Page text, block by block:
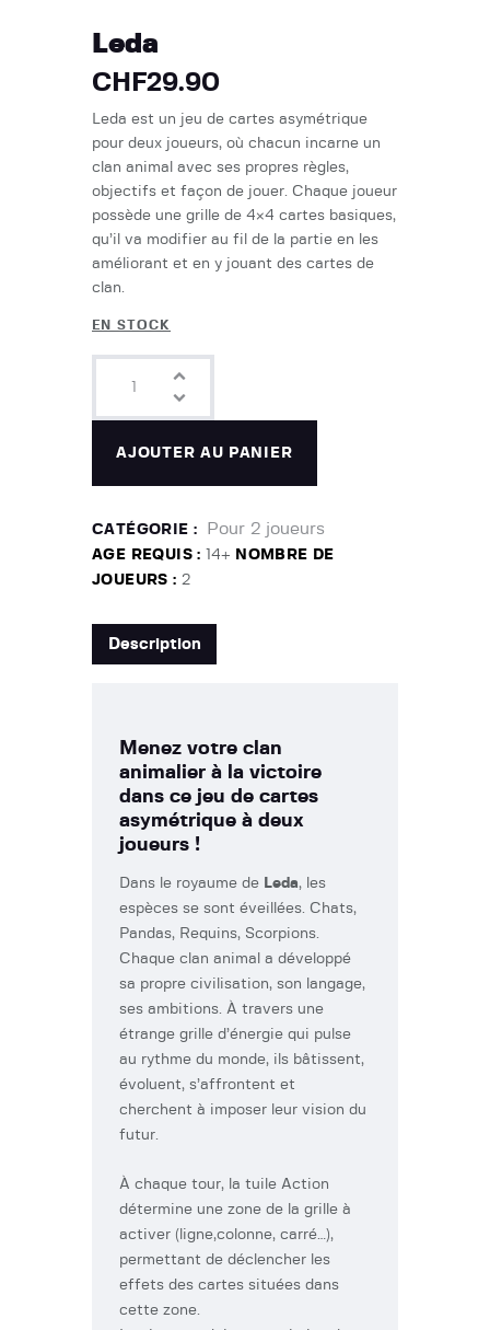
Leda
CHF29.90
Leda est un jeu de cartes asymétrique
pour deux joueurs, où chacun incarne un
clan animal avec ses propres règles,
objectifs et façon de jouer. Chaque joueur
possède une grille de 4×4 cartes basiques,
qu’il va modifier au fil de la partie en les
améliorant et en y jouant des cartes de
clan.
EN STOCK
AJOUTER AU PANIER
CATÉGORIE : Pour 2 joueurs
AGE REQUIS : 14+ NOMBRE DE
JOUEURS :2
Description
Menez votre clan
animalier à la victoire
dans ce jeu de cartes
asymétrique à deux
joueurs !
Dans le royaume de Leda, les
espèces se sont éveillées. Chats,
Pandas, Requins, Scorpions.
Chaque clan animal a développé
sa propre civilisation, son langage,
ses ambitions. À travers une
étrange grille d’énergie qui pulse
au rythme du monde, ils bâtissent,
évoluent, s’affrontent et
cherchent à imposer leur vision du
futur.
À chaque tour, la tuile Action
détermine une zone de la grille à
activer (ligne,colonne, carré…),
permettant de déclencher les
effets des cartes situées dans
cette zone.